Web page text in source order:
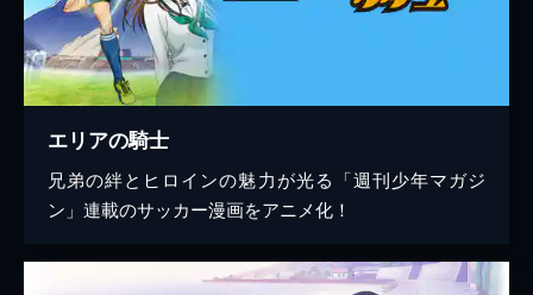
エリアの騎士
兄弟の絆とヒロインの魅力が光る「週刊少年マガジ
ン」連載のサッカー漫画をアニメ化！